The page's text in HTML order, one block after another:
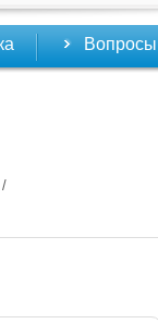
Вопросы
/